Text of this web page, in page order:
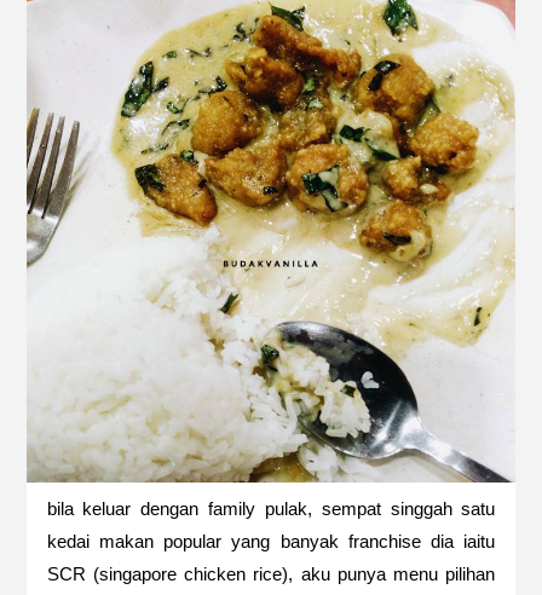
bila keluar dengan family pulak, sempat singgah satu
kedai makan popular yang banyak franchise dia iaitu
SCR (singapore chicken rice), aku punya menu pilihan